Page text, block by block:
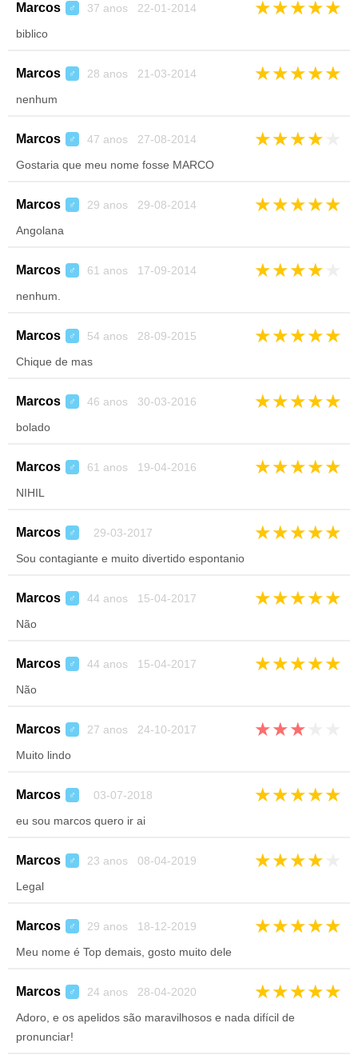
Marcos ♂ 37 anos 22-01-2014 ★★★★★
biblico
Marcos ♂ 28 anos 21-03-2014 ★★★★★
nenhum
Marcos ♂ 47 anos 27-08-2014 ★★★★
Gostaria que meu nome fosse MARCO
Marcos ♂ 29 anos 29-08-2014 ★★★★★
Angolana
Marcos ♂ 61 anos 17-09-2014 ★★★★
nenhum.
Marcos ♂ 54 anos 28-09-2015 ★★★★★
Chique de mas
Marcos ♂ 46 anos 30-03-2016 ★★★★★
bolado
Marcos ♂ 61 anos 19-04-2016 ★★★★★
NIHIL
Marcos ♂ 29-03-2017 ★★★★★
Sou contagiante e muito divertido espontanio
Marcos ♂ 44 anos 15-04-2017 ★★★★★
Não
Marcos ♂ 44 anos 15-04-2017 ★★★★★
Não
Marcos ♂ 27 anos 24-10-2017 ★★★
Muito lindo
Marcos ♂ 03-07-2018 ★★★★★
eu sou marcos quero ir ai
Marcos ♂ 23 anos 08-04-2019 ★★★★
Legal
Marcos ♂ 29 anos 18-12-2019 ★★★★★
Meu nome é Top demais, gosto muito dele
Marcos ♂ 24 anos 28-04-2020 ★★★★★
Adoro, e os apelidos são maravilhosos e nada difícil de
pronunciar!